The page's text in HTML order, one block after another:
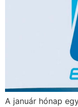
A január hónap